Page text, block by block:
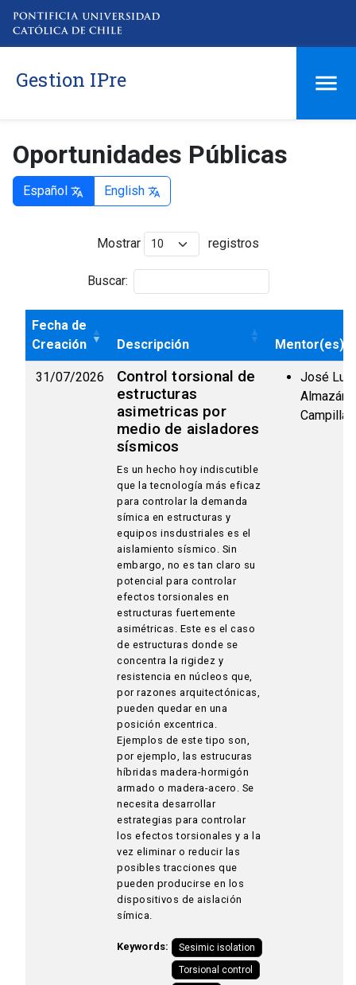
Gestion IPre
Oportunidades Públicas
Español translate English translate
Mostrar registros
Buscar:
Fecha de
Creación
Descripción Mentor(es)
31/07/2026
Control torsional de
estructuras
asimetricas por
medio de aisladores
sísmicos
Es un hecho hoy indiscutible
que la tecnología más eficaz
para controlar la demanda
símica en estructuras y
equipos insdustriales es el
aislamiento sísmico. Sin
embargo, no es tan claro su
potencial para controlar
efectos torsionales en
estructuras fuertemente
asimétricas. Este es el caso
de estructuras donde se
concentra la rigidez y
resistencia en núcleos que,
por razones arquitectónicas,
pueden quedar en una
posición excentrica.
Ejemplos de este tipo son,
por ejemplo, las estrucuras
híbridas madera-hormigón
armado o madera-acero. Se
necesita desarrollar
estrategias para controlar
los efectos torsionales y a la
vez eliminar o reducir las
posibles tracciones que
pueden producirse en los
dispositivos de aislación
símica.
Keywords:
Sesimic isolation
Torsional control
José Luis
Almazán
Campillay